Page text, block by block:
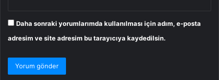
Daha sonraki yorumlarımda kullanılması için adım, e-posta
adresim ve site adresim bu tarayıcıya kaydedilsin.